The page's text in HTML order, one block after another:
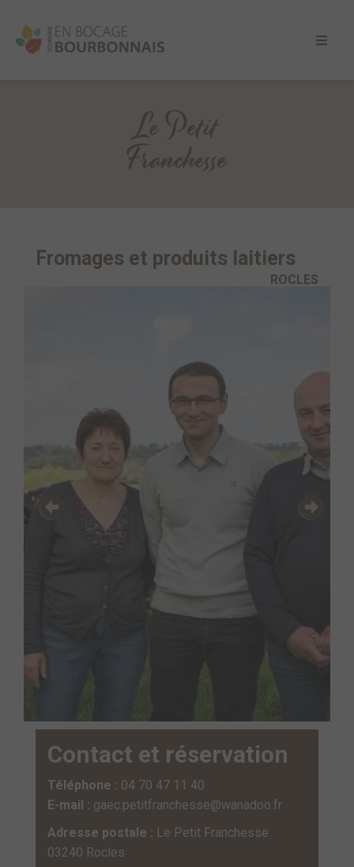
Le Petit
Franchesse
Fromages et produits laitiers
ROCLES
Contact et réservation
Téléphone : 04 70 47 11 40
E-mail : gaec.petitfranchesse@wanadoo.fr
Adresse postale : Le Petit Franchesse
03240 Rocles